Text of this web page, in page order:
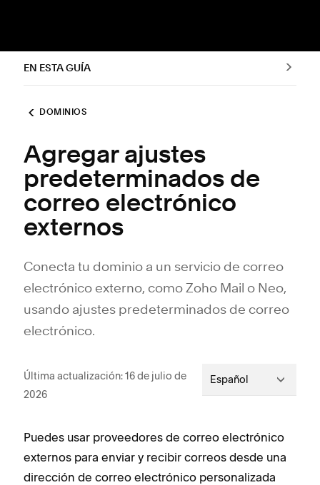
EN ESTA GUÍA
DOMINIOS
Agregar ajustes
predeterminados de
correo electrónico
externos
Conecta tu dominio a un servicio de correo
electrónico externo, como Zoho Mail o Neo,
usando ajustes predeterminados de correo
electrónico.
Última actualización: 16 de julio de
2026
Español
Puedes usar proveedores de correo electrónico
externos para enviar y recibir correos desde una
dirección de correo electrónico personalizada